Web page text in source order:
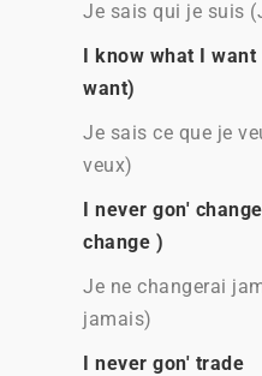
Je sais qui je suis
I know what I
want)
Je sais ce que je
veux)
I never gon'
change )
Je ne changerai
jamais)
I never gon' trade